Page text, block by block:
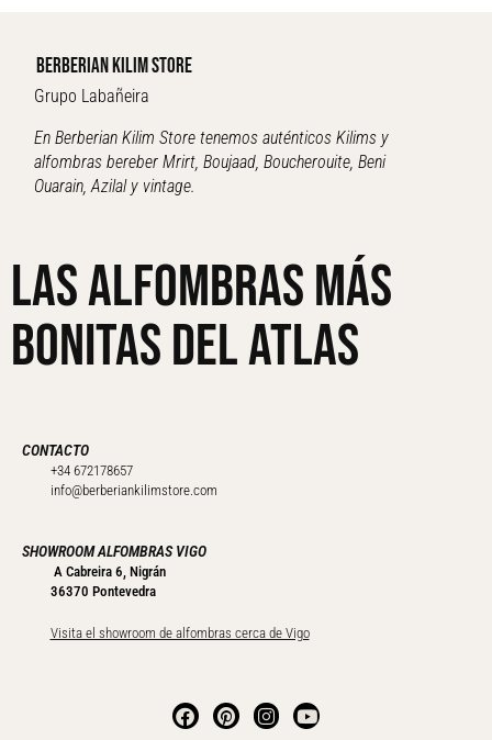
BERBERIAN KILIM STORE
Grupo Labañeira
En Berberian Kilim Store tenemos auténticos Kilims y
alfombras bereber Mrirt, Boujaad, Boucherouite, Beni
Ouarain, Azilal y vintage.
Las alfombras más
bonitas del Atlas
CONTACTO
+34 672178657
info@berberiankilimstore.com
SHOWROOM ALFOMBRAS VIGO
A Cabreira 6, Nigrán
36370 Pontevedra
Visita el showroom de alfombras cerca de Vigo